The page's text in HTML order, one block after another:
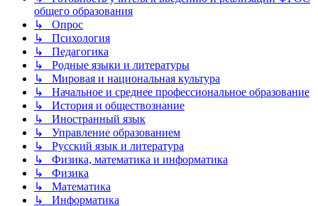
общего образования
↳ Опрос
↳ Психология
↳ Педагогика
↳ Родные языки и литературы
↳ Мировая и национальная культура
↳ Начальное и среднее профессиональное образование
↳ История и обществознание
↳ Иностранный язык
↳ Управление образованием
↳ Русский язык и литература
↳ Физика, математика и информатика
↳ Физика
↳ Математика
↳ Информатика